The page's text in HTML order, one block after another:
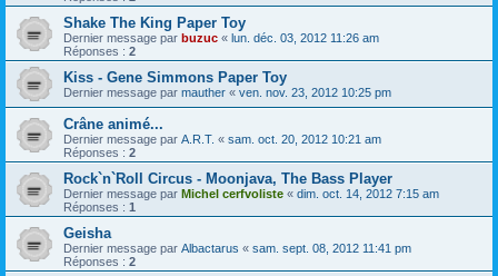
Shake The King Paper Toy
Dernier message par buzuc « lun. déc. 03, 2012 11:26 am
Réponses : 2
Kiss - Gene Simmons Paper Toy
Dernier message par mauther « ven. nov. 23, 2012 10:25 pm
Crâne animé...
Dernier message par A.R.T. « sam. oct. 20, 2012 10:21 am
Réponses : 2
Rock`n`Roll Circus - Moonjava, The Bass Player
Dernier message par Michel cerfvoliste « dim. oct. 14, 2012 7:15 am
Réponses : 1
Geisha
Dernier message par Albactarus « sam. sept. 08, 2012 11:41 pm
Réponses : 2